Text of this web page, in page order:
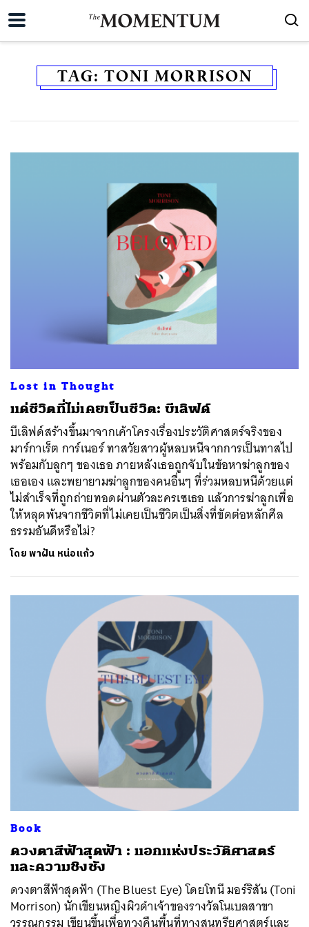
TAG: TONI MORRISON
Lost in Thought
แด่ชีวิตที่ไม่เคยเป็นชีวิต: บีเลิฟด์
บีเลิฟด์สร้างขึ้นมาจากเค้าโครงเรื่องประวัติศาสตร์จริงของ
มาร์กาเร็ต การ์เนอร์ ทาสวัยสาวผู้หลบหนีจากการเป็นทาสไป
พร้อมกับลูกๆ ของเธอ ภายหลังเธอถูกจับในข้อหาฆ่าลูกของ
เธอเอง และพยายามฆ่าลูกของคนอื่นๆ ที่ร่วมหลบหนีด้วยแต่
ไม่สำเร็จที่ถูกถ่ายทอดผ่านตัวละครเซเธอ แล้วการฆ่าลูกเพื่อ
ให้หลุดพ้นจากชีวิตที่ไม่เคยเป็นชีวิตเป็นสิ่งที่ขัดต่อหลักศีล
ธรรมอันดีหรือไม่?
โดยพาฝัน หน่อแก้ว
Book
ดวงตาสีฟ้าสุดฟ้า : แอกแห่งประวัติศาสตร์
และความชิงชัง
ดวงตาสีฟ้าสุดฟ้า (The Bluest Eye) โดยโทนี มอร์ริสัน (Toni
Morrison) นักเขียนหญิงผิวดำเจ้าของรางวัลโนเบลสาขา
วรรณกรรม เขียนขึ้นเพื่อทวงคืนพื้นที่ทางสุนทรียศาสตร์และ
SHARE TWEET LINE EMAIL